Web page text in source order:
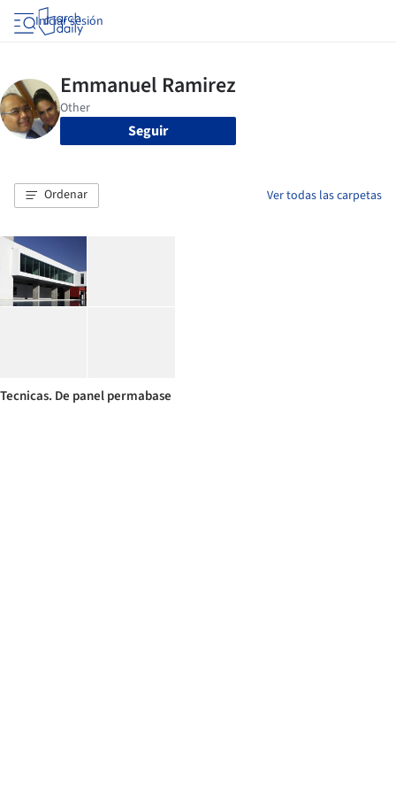
Iniciar sesión
Seguir
Ordenar Ver todas las carpetas
Tecnicas. De panel permabase